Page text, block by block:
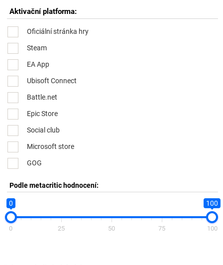
Aktivační platforma:
Oficiální stránka hry
Steam
EA App
Ubisoft Connect
Battle.net
Epic Store
Social club
Microsoft store
GOG
Podle metacritic hodnocení:
0 100
0 25 50 75 100